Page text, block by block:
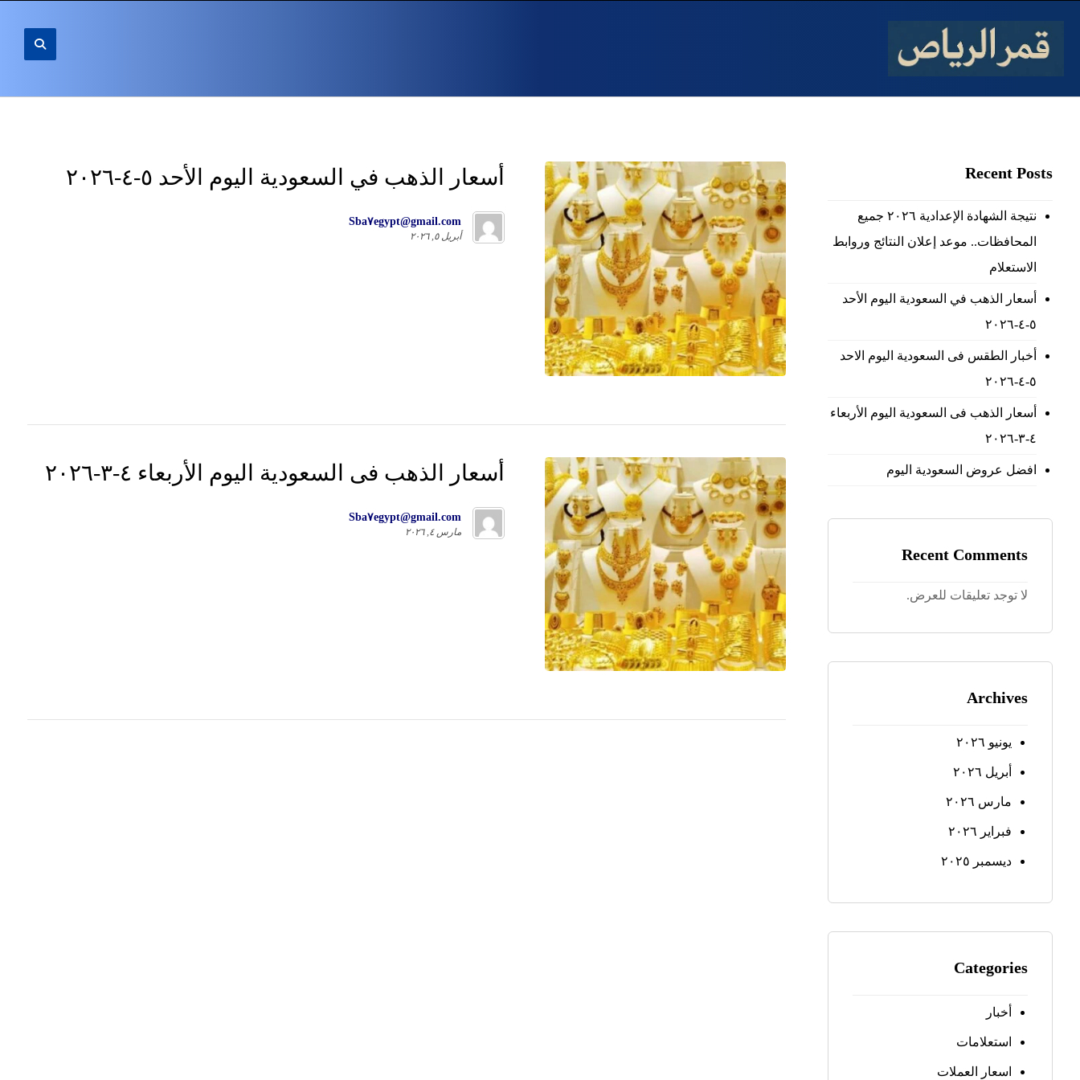
أسعار الذهب في السعودية اليوم الأحد ٥-٤-٢٠٢٦
Sba٧egypt@gmail.com
أبريل ٥, ٢٠٢٦
أسعار الذهب فى السعودية اليوم الأربعاء ٤-٣-٢٠٢٦
Sba٧egypt@gmail.com
مارس ٤, ٢٠٢٦
Recent Posts
نتيجة الشهادة الإعدادية ٢٠٢٦ جميع
المحافظات.. موعد إعلان النتائج وروابط
الاستعلام
أسعار الذهب في السعودية اليوم الأحد
٥-٤-٢٠٢٦
أخبار الطقس فى السعودية اليوم الاحد
٥-٤-٢٠٢٦
أسعار الذهب فى السعودية اليوم الأربعاء
٤-٣-٢٠٢٦
افضل عروض السعودية اليوم
Recent Comments
لا توجد تعليقات للعرض.
Archives
يونيو ٢٠٢٦
أبريل ٢٠٢٦
مارس ٢٠٢٦
فبراير ٢٠٢٦
ديسمبر ٢٠٢٥
Categories
أخبار
استعلامات
اسعار العملات